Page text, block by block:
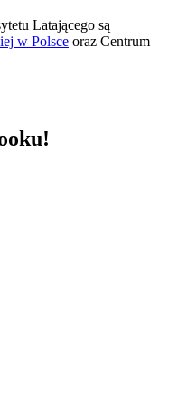
Latającego są
w Polsce oraz Centrum